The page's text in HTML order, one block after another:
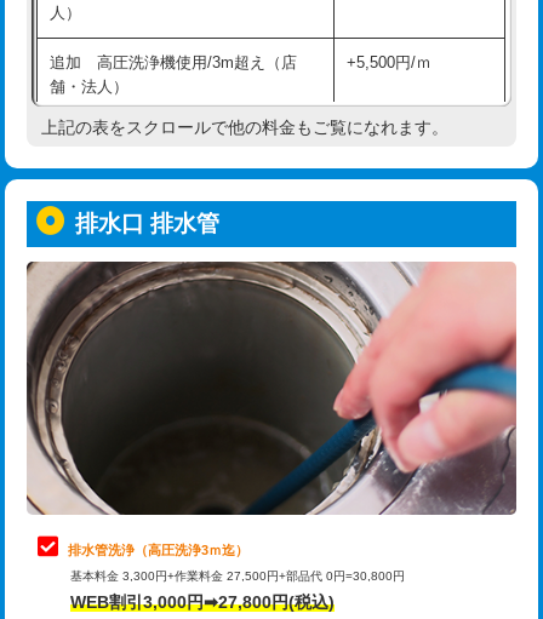
給水管工事※（土の掘削・埋め戻し作
業)
11,000円
給水管工事※（塩ビ管（VP・HI）使
用/3ｍまで)
用（追加）/3ｍ超え)
給水管工事※（ライニング鋼管・銅
管・ポリ管・HT管使用/3ｍまで)
44,000円
給水管工事※（ライニング鋼管・銅
管・ポリ管・HT管使用/3ｍ超え)
+8,800円
排水管工事（土の掘削・埋め戻し作
業）
11,000円~
排水管工事（排水管工事/3ｍまで） 55,000円
排水管工事（追加 排水管工事/3ｍ超
え）
マス交換（土の掘削・埋め戻し作業）
人）
追加 高圧洗浄機使用/3m超え（店
舗・法人）
+5,500円/ｍ
高度高圧洗浄換 現地調査
トーラー機使用/3mまで
追加トーラー機使用/3m超え +3,300円
カメラ調査 33,000円
桝清掃 8,800円
止水・漏水調査・防水処理・清掃・修
理・調整・分解・加工など（軽作業）
11,000円
止水・漏水調査・防水処理・清掃・修
理・調整・分解・加工など（中作業）
22,000円
止水・漏水調査・防水処理・清掃・修
理・調整・分解・加工など（重作業）
33,000円
上記の表をスクロールで他の料金もご覧になれます。
排水口 排水管
排水管洗浄（高圧洗浄3ｍ迄）
基本料金 3,300円+作業料金 27,500円+部品代 0円=30,800円
WEB割引3,000円➡27,800円(税込)